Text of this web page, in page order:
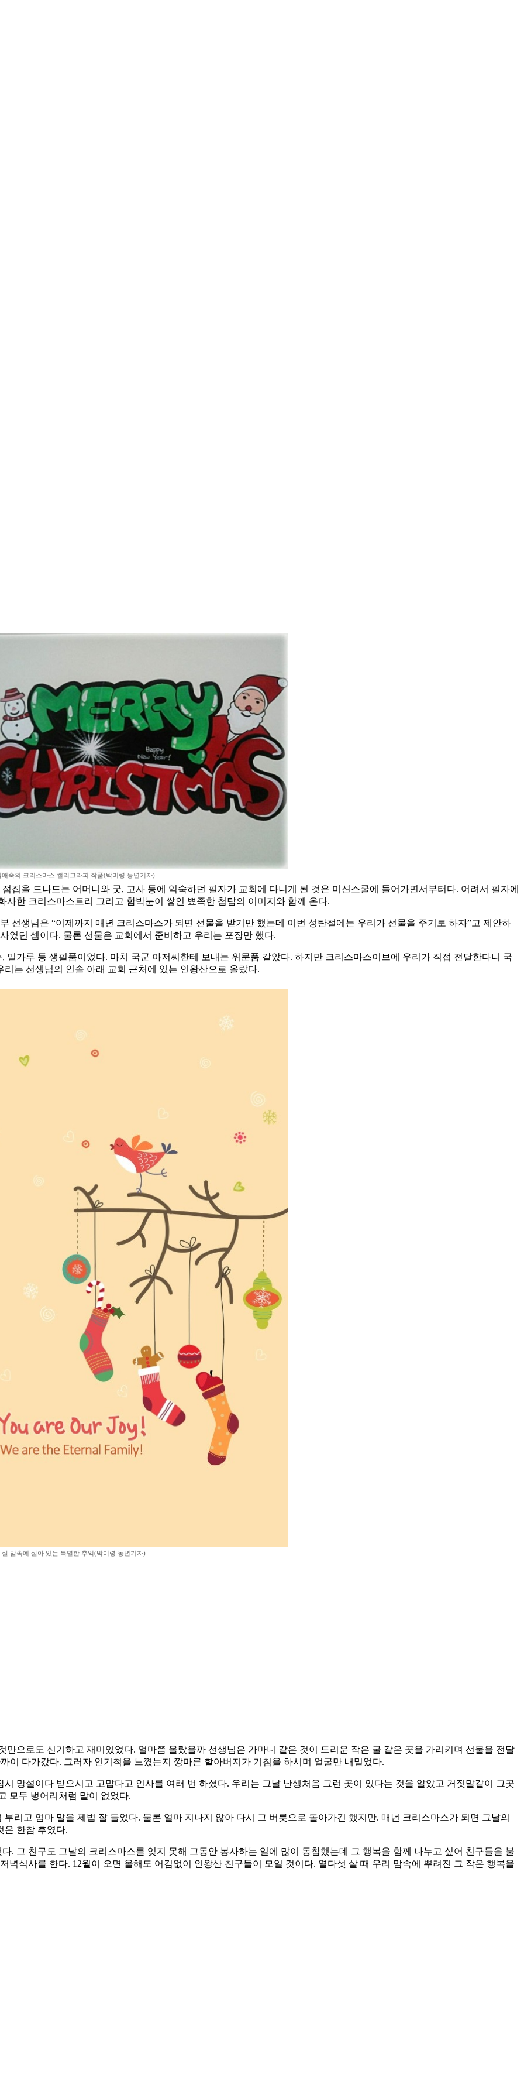
숙의 크리스마스 캘리그라피 작품(박미령 동년기자)
집을 드나드는 어머니와 굿, 고사 등에 익숙하던 필자가 교회에 다니게 된 것은 미션스쿨에 들어가면서부터다. 어려서 필자에
한 크리스마스트리 그리고 함박눈이 쌓인 뾰족한 첨탑의 이미지와 함께 온다.
선생님은 “이제까지 매년 크리스마스가 되면 선물을 받기만 했는데 이번 성탄절에는 우리가 선물을 주기로 하자”고 제안하
였던 셈이다. 물론 선물은 교회에서 준비하고 우리는 포장만 했다.
가루 등 생필품이었다. 마치 국군 아저씨한테 보내는 위문품 같았다. 하지만 크리스마스이브에 우리가 직접 전달한다니 국
는 선생님의 인솔 아래 교회 근처에 있는 인왕산으로 올랐다.
맘속에 살아 있는 특별한 추억(박미령 동년기자)
으로도 신기하고 재미있었다. 얼마쯤 올랐을까 선생님은 가마니 같은 것이 드리운 작은 굴 같은 곳을 가리키며 선물을 전달
이 다가갔다. 그러자 인기척을 느꼈는지 깡마른 할아버지가 기침을 하시며 얼굴만 내밀었다.
망설이다 받으시고 고맙다고 인사를 여러 번 하셨다. 우리는 그날 난생처음 그런 곳이 있다는 것을 알았고 거짓말같이 그곳
모두 벙어리처럼 말이 없었다.
리고 엄마 말을 제법 잘 들었다. 물론 얼마 지나지 않아 다시 그 버릇으로 돌아가긴 했지만. 매년 크리스마스가 되면 그날의
은 한참 후였다.
. 그 친구도 그날의 크리스마스를 잊지 못해 그동안 봉사하는 일에 많이 동참했는데 그 행복을 함께 나누고 싶어 친구들을 불
녁식사를 한다. 12월이 오면 올해도 어김없이 인왕산 친구들이 모일 것이다. 열다섯 살 때 우리 맘속에 뿌려진 그 작은 행복을